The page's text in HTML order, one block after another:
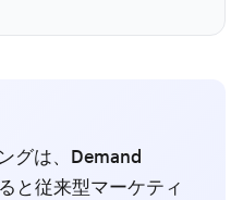
グは、Demand
と従来型マーケティ